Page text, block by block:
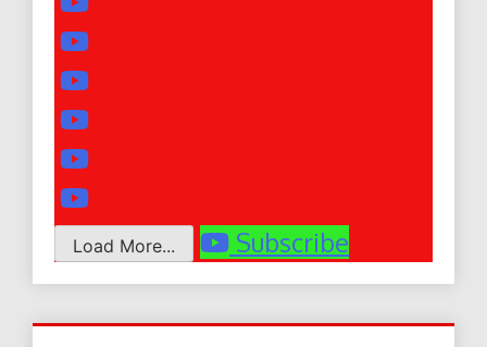
Load More... Subscribe